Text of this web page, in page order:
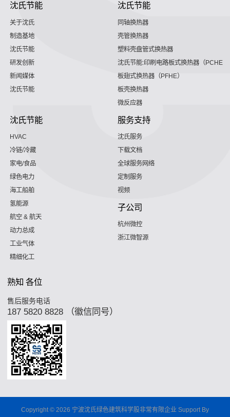
沈氏节能
关于沈氏
制造基地
沈氏节能
研发创新
新闻媒体
沈氏节能
沈氏节能
同轴换热器
壳管换热器
塑料壳盘管式换热器
沈氏节能:印刷电路板式换热器（PCHE）
板翅式换热器（PFHE）
板壳换热器
微反应器
沈氏节能
HVAC
冷链/冷藏
家电/食品
绿色电力
海工船舶
氢能源
航空 & 航天
动力总成
工业气体
精细化工
服务支持
沈氏服务
下载文档
全球服务网络
定制服务
视频
子公司
杭州微控
浙江微智源
熟知 各位
售后服务电话
187 5820 8828 （徽信同号）
Copyright © 2026 宁波沈氏绿色建筑科学股非常有限企业 Support By